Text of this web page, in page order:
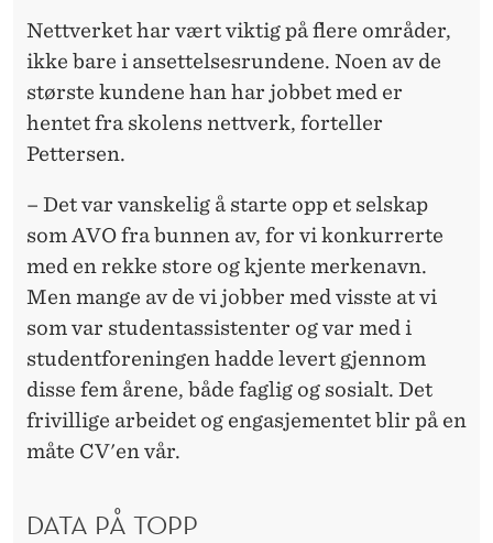
Nettverket har vært viktig på flere områder,
ikke bare i ansettelsesrundene. Noen av de
største kundene han har jobbet med er
hentet fra skolens nettverk, forteller
Pettersen.
– Det var vanskelig å starte opp et selskap
som AVO fra bunnen av, for vi konkurrerte
med en rekke store og kjente merkenavn.
Men mange av de vi jobber med visste at vi
som var studentassistenter og var med i
studentforeningen hadde levert gjennom
disse fem årene, både faglig og sosialt. Det
frivillige arbeidet og engasjementet blir på en
måte CV'en vår.
DATA PÅ TOPP